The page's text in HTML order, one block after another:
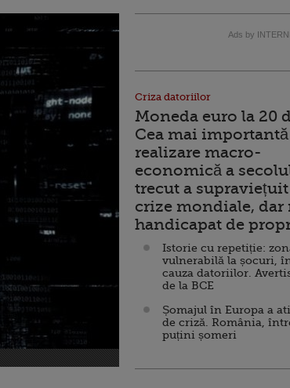
Ads by
Criza datoriilor
Moneda euro la 20
Cea mai importantă
realizare macro-
economică a
trecut a
crize mondiale, dar
handicapat de
Istorie cu repetiție:
vulnerabilă la șocuri,
cauza datoriilor.
de la BCE
Șomajul în Europa a
de criză. România,
puțini șomeri